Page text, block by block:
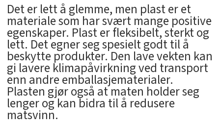
Det er lett å glemme, men plast er et
materiale som har svært mange positive
egenskaper. Plast er fleksibelt, sterkt og
lett. Det egner seg spesielt godt til å
beskytte produkter. Den lave vekten kan
gi lavere klimapåvirkning ved transport
enn andre emballasjematerialer.
Plasten gjør også at maten holder seg
lenger og kan bidra til å redusere
matsvinn.